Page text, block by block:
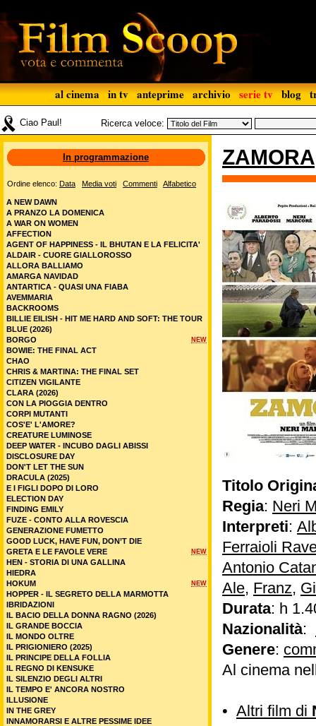
al cinema in tv anteprime archivio serie tv blog
Ciao Paul! Ricerca veloce:
ZAMORA
Titolo
Regia: Neri
Interpreti:
Ferraioli
Antonio
Ale, Franz,
Durata: h
Nazionalità:
Genere:
Al cinema
• Altri film di
In programmazione
Ordine elenco: Data Media voti Commenti Alfabetico
A NEW DAWN
A PRANZO LA DOMENICA
A WAR ON WOMEN
AFFECTION
AGENT OF HAPPINESS - IL BHUTAN E LA FELICITA'
ALDAIR - CUORE GIALLOROSSO
ALLORA BALLIAMO
AMARGA NAVIDAD
ANTARTICA - QUASI UNA FIABA
AVEMMARIA
BACKROOMS
BILLIE EILISH - HIT ME HARD AND SOFT: THE TOUR
BLUE (2026)
NEW
BORGO
BOWIE: THE FINAL ACT
CHAO
CHRIS & MARTINA: THE FINAL SET
CITIZEN VIGILANTE
CLARA (2026)
CON LA PIOGGIA DENTRO
CORPI MUTANTI
COS'E' L'AMORE?
CREATURE LUMINOSE
DEEP WATER - INCUBO DAGLI ABISSI
DISCLOSURE DAY
DON'T LET THE SUN
DRACULA (2025)
E I FIGLI DOPO DI LORO
ELECTION DAY
FINDING EMILY
FUZE - CONTO ALLA ROVESCIA
GENERAZIONE FUMETTO
GOOD LUCK, HAVE FUN, DON’T DIE
NEW
GRETA E LE FAVOLE VERE
HEN - STORIA DI UNA GALLINA
HIEDRA
NEW
HOKUM
HOPPER - IL SEGRETO DELLA MARMOTTA
IBRIDAZIONI
IL BACIO DELLA DONNA RAGNO (2026)
IL GRANDE BOCCIA
IL MONDO OLTRE
IL PRIGIONIERO (2025)
IL PRINCIPE DELLA FOLLIA
IL REGNO DI KENSUKE
IL SILENZIO DEGLI ALTRI
IL TEMPO E' ANCORA NOSTRO
ILLUSIONE
IN THE GREY
INNAMORARSI E ALTRE PESSIME IDEE